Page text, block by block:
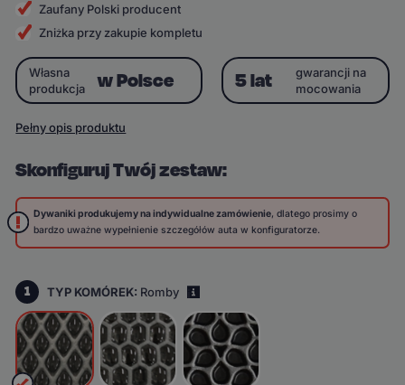
Zaufany Polski producent
Zniżka przy zakupie kompletu
Skonfiguruj Twój zestaw:
Dywaniki produkujemy na indywidualne zamówienie, dlatego prosimy o
bardzo uważne wypełnienie szczegółów auta w konfiguratorze.
1 TYP KOMÓREK: Romby
Własna
produkcja
w Polsce 5 lat
gwarancji na
mocowania
Pełny opis produktu